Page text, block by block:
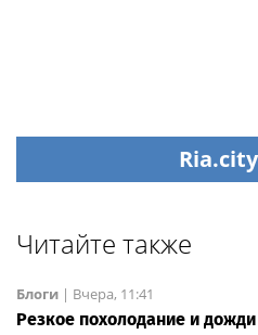
Ria.city
Читайте также
Блоги | Вчера, 11:41
Резкое похолодание и